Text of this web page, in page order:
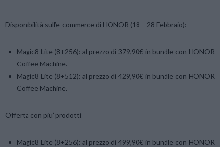
Disponibilità sull’e-commerce di HONOR (18 – 28 Febbraio):
Magic8 Lite (8+256): al prezzo di 379,90€ in bundle con HONOR
Coffee Machine.
Magic8 Lite (8+512): al prezzo di 429,90€ in bundle con HONOR
Coffee Machine.
Offerta con piu’ prodotti:
Magic8 Lite (8+256): al prezzo di 499,90€ in bundle con HONOR